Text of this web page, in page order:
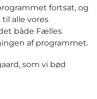
fortsat, og
alle vores
både Fælles
af programmet.
som vi bød